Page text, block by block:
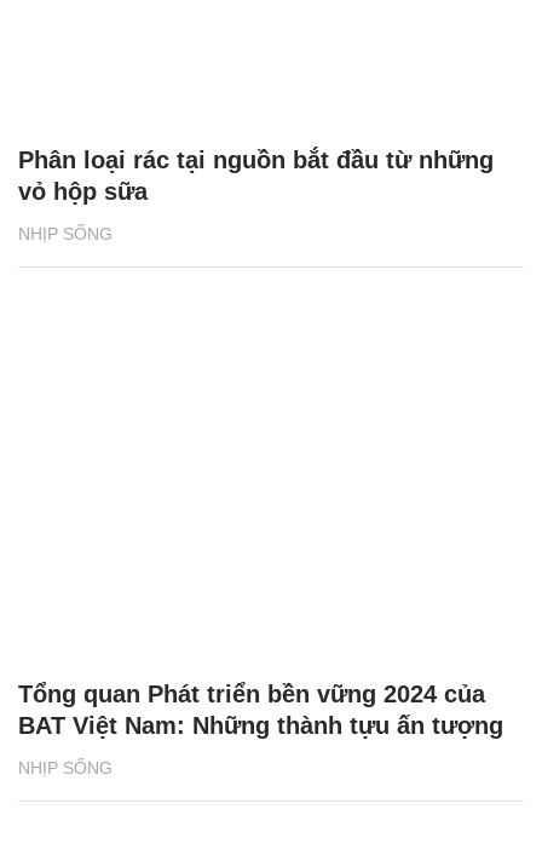
NHỊP SỐNG
Phân loại rác tại nguồn bắt đầu từ những
vỏ hộp sữa
NHỊP SỐNG
Tổng quan Phát triển bền vững 2024 của
BAT Việt Nam: Những thành tựu ấn tượng